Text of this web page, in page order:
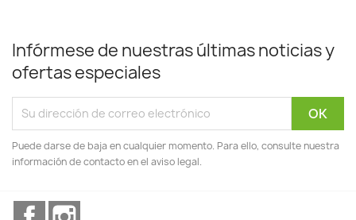
Infórmese de nuestras últimas noticias y
ofertas especiales
Puede darse de baja en cualquier momento. Para ello, consulte nuestra
información de contacto en el aviso legal.
Facebook